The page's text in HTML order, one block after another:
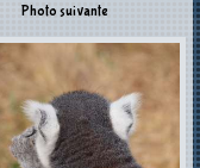
Photo suivante